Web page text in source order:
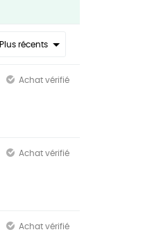
Plus récents
Achat vérifié
Achat vérifié
Achat vérifié